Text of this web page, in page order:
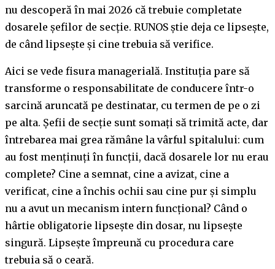
nu descoperă în mai 2026 că trebuie completate
dosarele șefilor de secție. RUNOS știe deja ce lipsește,
de când lipsește și cine trebuia să verifice.
Aici se vede fisura managerială. Instituția pare să
transforme o responsabilitate de conducere într-o
sarcină aruncată pe destinatar, cu termen de pe o zi
pe alta. Șefii de secție sunt somați să trimită acte, dar
întrebarea mai grea rămâne la vârful spitalului: cum
au fost menținuți în funcții, dacă dosarele lor nu erau
complete? Cine a semnat, cine a avizat, cine a
verificat, cine a închis ochii sau cine pur și simplu
nu a avut un mecanism intern funcțional? Când o
hârtie obligatorie lipsește din dosar, nu lipsește
singură. Lipsește împreună cu procedura care
trebuia să o ceară.